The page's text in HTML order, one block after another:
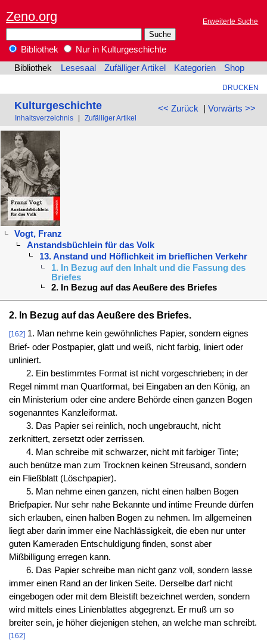
Zeno.org Erweiterte Suche
Bibliothek
Nur in Kulturgeschichte
Bibliothek
Lesesaal Zufälliger Artikel Kategorien Shop
DRUCKEN
<< Zurück | Vorwärts >>
Kulturgeschichte
Inhaltsverzeichnis Zufälliger Artikel
Vogt, Franz
Anstandsbüchlein für das Volk
13. Anstand und Höflichkeit im brieflichen Verkehr
1. In Bezug auf den Inhalt und die Fassung des
Briefes
2. In Bezug auf das Aeußere des Briefes
2. In Bezug auf das Aeußere des Briefes.
[162]1. Man nehme kein gewöhnliches Papier, sondern eignes
Brief- oder Postpapier, glatt und weiß, nicht farbig, liniert oder
unliniert.
2. Ein bestimmtes Format ist nicht vorgeschrieben; in der
Regel nimmt man Quartformat, bei Eingaben an den König, an
ein Ministerium oder eine andere Behörde einen ganzen Bogen
sogenanntes Kanzleiformat.
3. Das Papier sei reinlich, noch ungebraucht, nicht
zerknittert, zersetzt oder zerrissen.
4. Man schreibe mit schwarzer, nicht mit farbiger Tinte;
auch benütze man zum Trocknen keinen Streusand, sondern
ein Fließblatt (Löschpapier).
5. Man nehme einen ganzen, nicht einen halben Bogen
Briefpapier. Nur sehr nahe Bekannte und intime Freunde dürfen
sich erlauben, einen halben Bogen zu nehmen. Im allgemeinen
liegt aber darin immer eine Nachlässigkeit, die eben nur unter
guten Kameraden Entschuldigung finden, sonst aber
Mißbilligung erregen kann.
6. Das Papier schreibe man nicht ganz voll, sondern lasse
immer einen Rand an der linken Seite. Derselbe darf nicht
eingebogen oder mit dem Bleistift bezeichnet werden, sondern
wird mittels eines Linienblattes abgegrenzt. Er muß um so
breiter sein, je höher diejenigen stehen, an welche man schreibt.
[162]